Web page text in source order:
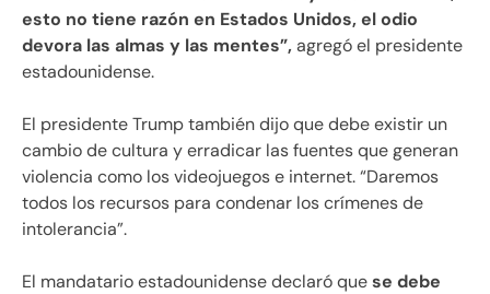
esto no tiene razón en Estados Unidos, el odio
devora las almas y las mentes”, agregó el presidente
estadounidense.
El presidente Trump también dijo que debe existir un
cambio de cultura y erradicar las fuentes que generan
violencia como los videojuegos e internet. “Daremos
todos los recursos para condenar los crímenes de
intolerancia”.
El mandatario estadounidense declaró quese debe